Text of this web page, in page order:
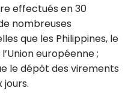
effectués en 30
nombreuses
que les Philippines, le
européenne ;
le dépôt des virements
jours.